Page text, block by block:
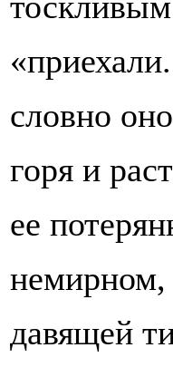
словно
горя и
ее
немирном,
давящей